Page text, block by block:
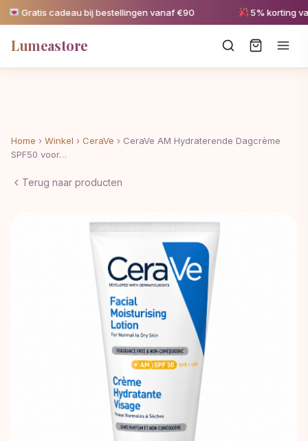
Gratis cadeau bij bestellingen vanaf €90 5% korting
Lumeastore
Home › Winkel › CeraVe › CeraVe AM Hydraterende Dagcrème
SPF50 voor…
Terug naar producten